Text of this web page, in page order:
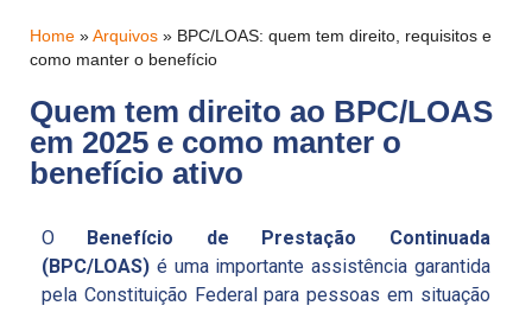
Home » Arquivos » BPC/LOAS: quem tem direito, requisitos e
como manter o benefício
Quem tem direito ao BPC/LOAS
em 2025 e como manter o
benefício ativo
O
Benefício de Prestação Continuada
(BPC/LOAS) é uma importante assistência garantida
pela Constituição Federal para pessoas em situação